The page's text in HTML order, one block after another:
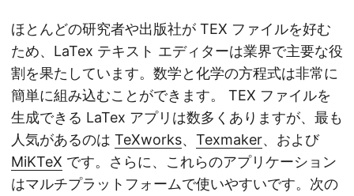
ほとんどの研究者や出版社が TEX ファイルを好む
ため、LaTex テキスト エディターは業界で主要な役
割を果たしています。数学と化学の方程式は非常に
簡単に組み込むことができます。 TEX ファイルを
生成できる LaTex アプリは数多くありますが、最も
人気があるのは TeXworks、 Texmaker、および
MiKTeX です。さらに、これらのアプリケーション
はマルチプラットフォームで使いやすいです。次の